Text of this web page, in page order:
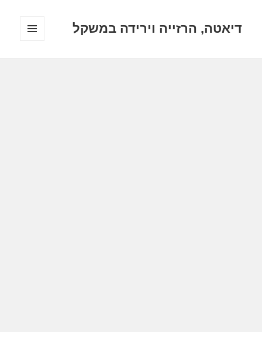
דיאטה, הרזייה וירידה במשקל